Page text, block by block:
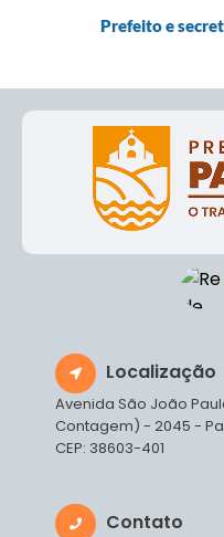
Prefeito e
Localização
Avenida São João
Contagem) - 2045 -
CEP: 38603-401
Contato